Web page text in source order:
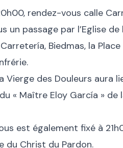
rendez-vous calle
un passage par l’Eglise
Biedmas, la
des Douleurs aura
« Maître Eloy García »
est également fixé à
du Christ du Pardon.